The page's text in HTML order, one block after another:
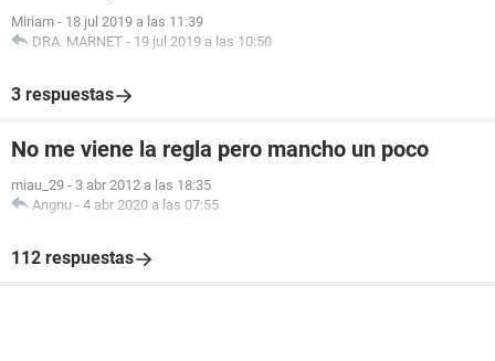
Miriam - 18 jul 2019 a las 11:39
DRA. MARNET - 19 jul 2019 a las 10:50
3 respuestas
No me viene la regla pero mancho un poco
miau_29 - 3 abr 2012 a las 18:35
Angnu - 4 abr 2020 a las 07:55
112 respuestas